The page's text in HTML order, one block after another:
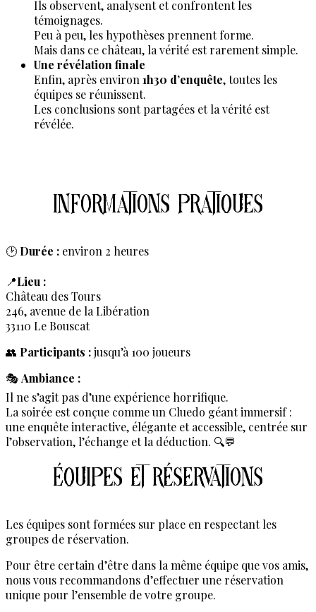
Ils observent, analysent et confrontent les
témoignages.
Peu à peu, les hypothèses prennent forme.
Mais dans ce château, la vérité est rarement simple.
Une révélation finale
Enfin, après environ 1h30 d’enquête, toutes les
équipes se réunissent.
Les conclusions sont partagées et la vérité est
révélée.
Informations pratiques
🕑 Durée : environ 2 heures
📍Lieu :
Château des Tours
246, avenue de la Libération
33110 Le Bouscat
👥 Participants :jusqu’à 100 joueurs
🎭Ambiance :
Il ne s’agit pas d’une expérience horrifique.
La soirée est conçue comme un Cluedo géant immersif :
une enquête interactive, élégante et accessible, centrée sur
l’observation, l’échange et la déduction. 🔍💬
Équipes et réservations
Les équipes sont formées sur place en respectant les
groupes de réservation.
Pour être certain d’être dans la même équipe que vos amis,
nous vous recommandons d’effectuer une réservation
unique pour l’ensemble de votre groupe.